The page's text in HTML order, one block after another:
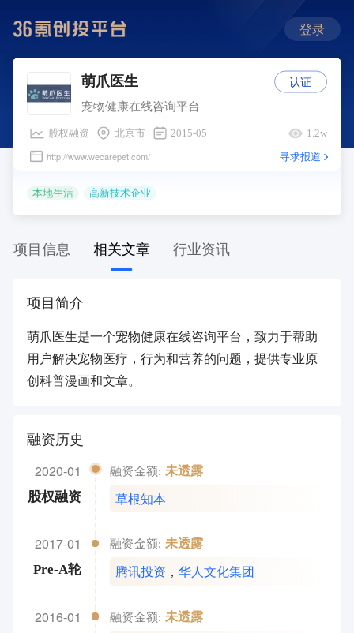
登录
萌爪医生
宠物健康在线咨询平台
股权融资 北京市 2015-05 1.2w
http://www.wecarepet.com/ 寻求报道
本地生活 高新技术企业
认证
项目信息 相关文章 行业资讯
项目简介
萌爪医生是一个宠物健康在线咨询平台，致力于帮助
用户解决宠物医疗，行为和营养的问题，提供专业原
创科普漫画和文章。
融资历史
2020-01
股权融资
融资金额: 未透露
草根知本
2017-01
Pre-A轮
融资金额: 未透露
腾讯投资 ，华人文化集团
2016-01 融资金额: 未透露